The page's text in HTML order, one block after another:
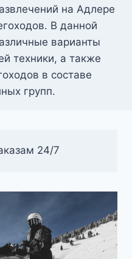
на Адлере
В данной
варианты
техники, а также
в составе
групп.
24/7